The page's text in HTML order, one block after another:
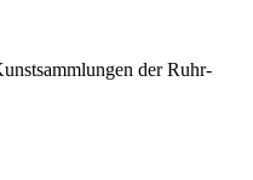
der Ruhr-